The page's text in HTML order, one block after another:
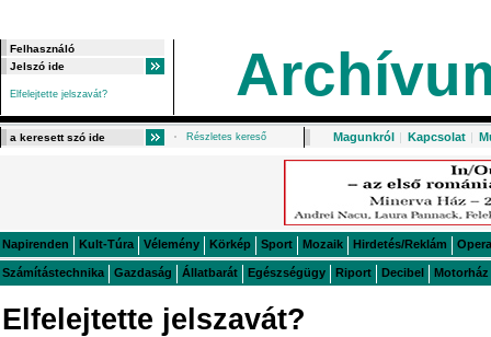
Elfelejtette jelszavát?
Részletes kereső Magunkról | Kapcsolat |
Napirenden Kult-Túra Vélemény Körkép Sport Mozaik Hirdetés/Reklám Opera
Számítástechnika Gazdaság Állatbarát Egészségügy Riport Decibel Motorház
Elfelejtette jelszavát?